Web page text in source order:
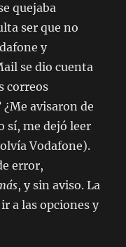
quejaba
ser que no
y
se dio cuenta
correos
avisaron de
sí, me dejó leer
Vodafone).
error,
, y sin aviso. La
a las opciones y